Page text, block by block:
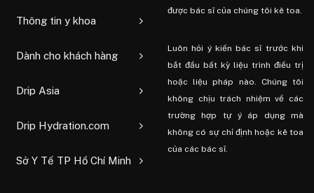
Thông tin y khoa
Dành cho khách hàng
Drip Asia
Drip Hydration.com
Sở Y Tế TP Hồ Chí Minh
được bác sĩ của chúng tôi kê toa.
Luôn hỏi ý kiến ​​bác sĩ trước khi
bắt đầu bất kỳ liệu trình điều trị
hoặc liệu pháp nào. Chúng tôi
không chịu trách nhiệm về các
trường hợp tự ý áp dụng mà
không có sự chỉ định hoặc kê toa
của các bác sĩ.